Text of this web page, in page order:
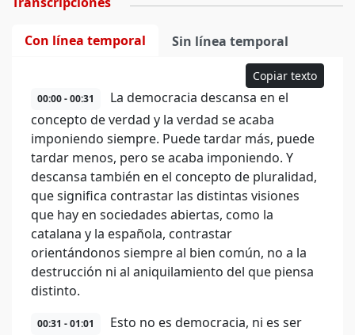
Con línea temporal Sin línea temporal
Copiar texto
00:00 - 00:31
La democracia descansa en el
concepto de verdad y la verdad se acaba
imponiendo siempre. Puede tardar más, puede
tardar menos, pero se acaba imponiendo. Y
descansa también en el concepto de pluralidad,
que significa contrastar las distintas visiones
que hay en sociedades abiertas, como la
catalana y la española, contrastar
orientándonos siempre al bien común, no a la
destrucción ni al aniquilamiento del que piensa
distinto.
00:31 - 01:01
Esto no es democracia, ni es ser